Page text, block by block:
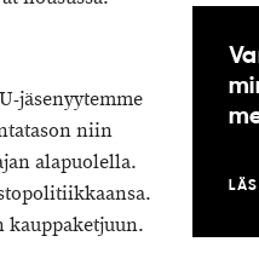
jäsenyytemme
niin
alapuolella.
kauppaketjuun.